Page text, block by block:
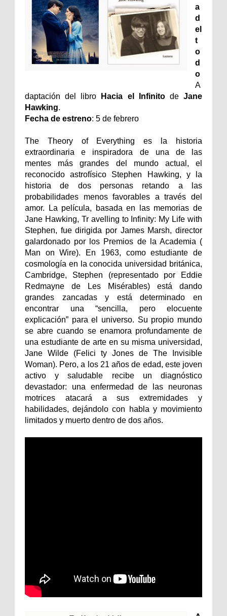
a
d
el
t
o
d
o
A
daptación del libro
Hacia el Infinito deJane
Hawking.
Fecha de estreno: 5 de febrero
The Theory of Everything es la historia
extraordinaria e inspiradora de una de las
mentes más grandes del mundo actual, el
reconocido astrofísico Stephen Hawking, y la
historia de dos personas retando a las
probabilidades menos favorables a través del
amor. La película, basada en las memorias de
Jane Hawking, Tr avelling to Infinity: My Life with
Stephen, fue dirigida por James Marsh, director
galardonado por los Premios de la Academia (
Man on Wire). En 1963, como estudiante de
cosmología en la conocida universidad británica,
Cambridge, Stephen (representado por Eddie
Redmayne de Les Misérables) está dando
grandes zancadas y está determinado en
encontrar una “sencilla, pero elocuente
explicación” para el universo. Su propio mundo
se abre cuando se enamora profundamente de
una estudiante de arte en su misma universidad,
Jane Wilde (Felici ty Jones de The Invisible
Woman). Pero, a los 21 años de edad, este joven
activo y saludable recibe un diagnóstico
devastador: una enfermedad de las neuronas
motrices atacará a sus extremidades y
habilidades, dejándolo con habla y movimiento
limitados y muerto dentro de dos años.